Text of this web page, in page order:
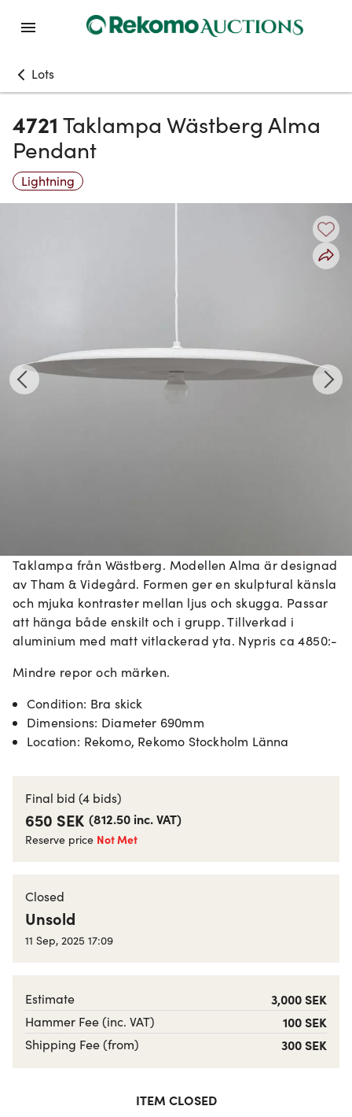
Lots
4721 Taklampa Wästberg Alma
Pendant
Lightning
Taklampa från Wästberg. Modellen Alma är designad
av Tham & Videgård. Formen ger en skulptural känsla
och mjuka kontraster mellan ljus och skugga. Passar
att hänga både enskilt och i grupp. Tillverkad i
aluminium med matt vitlackerad yta. Nypris ca 4850:-
Mindre repor och märken.
Condition: Bra skick
Dimensions: Diameter 690mm
Location: Rekomo, Rekomo Stockholm Länna
Final bid (4 bids)
650 SEK (812.50 inc. VAT)
Reserve price Not Met
Closed
Unsold
11 Sep, 2025 17:09
Estimate 3,000 SEK
Hammer Fee (inc. VAT) 100 SEK
Shipping Fee (from) 300 SEK
ITEM CLOSED